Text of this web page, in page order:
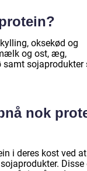
oksekød og
og ost, æg,
sojaprodukter
nok
i deres kost ved at
Disse